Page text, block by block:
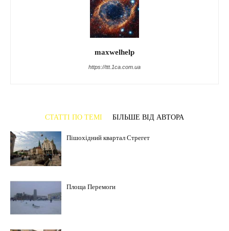
maxwelhelp
https://ttt.1ca.com.ua
СТАТТІ ПО ТЕМІ БІЛЬШЕ ВІД АВТОРА
Пішохідний квартал Стрегет
Площа Перемоги